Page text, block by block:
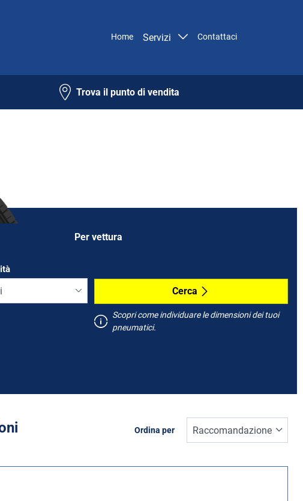
Home Servizi Contattaci
Trova il punto di vendita
Per vettura
Cerca
Scopri come individuare le dimensioni dei tuoi
pneumatici.
Ordina per